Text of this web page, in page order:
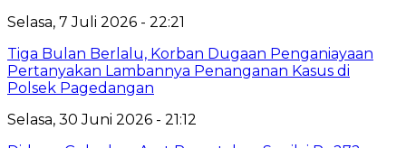
Selasa, 7 Juli 2026 - 22:21
Tiga Bulan Berlalu, Korban Dugaan Penganiayaan
Pertanyakan Lambannya Penanganan Kasus di
Polsek Pagedangan
Selasa, 30 Juni 2026 - 21:12